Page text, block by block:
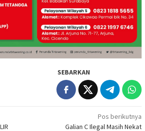
SEBARKAN
Pos berikutnya
Galian C Ilegal Masih Nekat